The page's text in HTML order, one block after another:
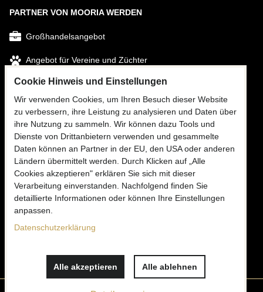
PARTNER VON MOORIA WERDEN
Großhandelsangebot
Angebot für Vereine und Züchter
Instagram
KONTAKTIEREN SIE UNS
✉ info@mooria.eu
Schreiben Sie uns
Cookie Hinweis und Einstellungen
Wir verwenden Cookies, um Ihren Besuch dieser Website
zu verbessern, ihre Leistung zu analysieren und Daten über
ihre Nutzung zu sammeln. Wir können dazu Tools und
Dienste von Drittanbietern verwenden und gesammelte
Daten können an Partner in der EU, den USA oder anderen
Ländern übermittelt werden. Durch Klicken auf „Alle
Cookies akzeptieren" erklären Sie sich mit dieser
Verarbeitung einverstanden. Nachfolgend finden Sie
detaillierte Informationen oder können Ihre Einstellungen
anpassen.
Datenschutzerklärung
Alle akzeptieren Alle ablehnen